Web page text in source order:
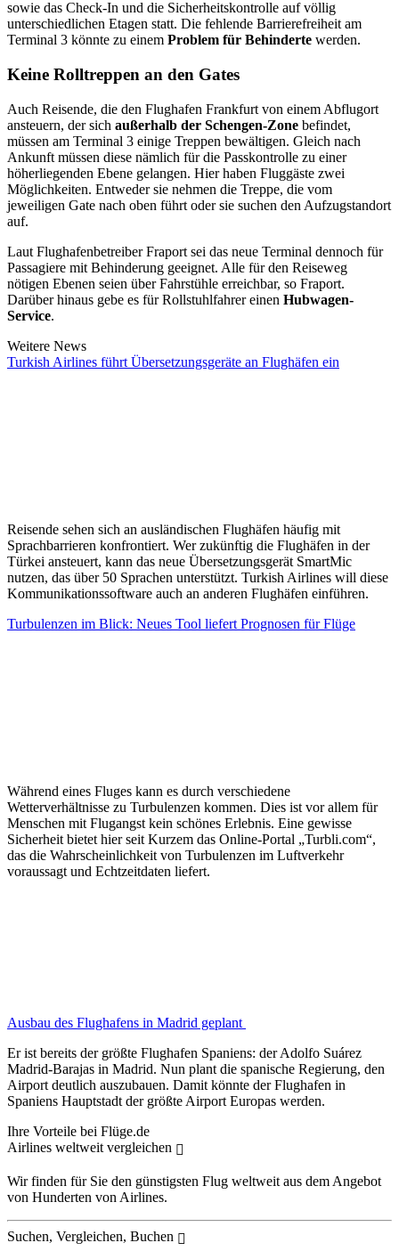
sowie das Check-In und die Sicherheitskontrolle auf völlig
unterschiedlichen Etagen statt. Die fehlende Barrierefreiheit am
Terminal 3 könnte zu einem Problem für Behinderte werden.
Keine Rolltreppen an den Gates
Auch Reisende, die den Flughafen Frankfurt von einem Abflugort
ansteuern, der sich außerhalb der Schengen-Zone befindet,
müssen am Terminal 3 einige Treppen bewältigen. Gleich nach
Ankunft müssen diese nämlich für die Passkontrolle zu einer
höherliegenden Ebene gelangen. Hier haben Fluggäste zwei
Möglichkeiten. Entweder sie nehmen die Treppe, die vom
jeweiligen Gate nach oben führt oder sie suchen den Aufzugstandort
auf.
Laut Flughafenbetreiber Fraport sei das neue Terminal dennoch für
Passagiere mit Behinderung geeignet. Alle für den Reiseweg
nötigen Ebenen seien über Fahrstühle erreichbar, so Fraport.
Darüber hinaus gebe es für Rollstuhlfahrer einen Hubwagen-
Service.
Weitere News
Turkish Airlines führt Übersetzungsgeräte an Flughäfen ein
Reisende sehen sich an ausländischen Flughäfen häufig mit
Sprachbarrieren konfrontiert. Wer zukünftig die Flughäfen in der
Türkei ansteuert, kann das neue Übersetzungsgerät SmartMic
nutzen, das über 50 Sprachen unterstützt. Turkish Airlines will diese
Kommunikationssoftware auch an anderen Flughäfen einführen.
Turbulenzen im Blick: Neues Tool liefert Prognosen für Flüge
Während eines Fluges kann es durch verschiedene
Wetterverhältnisse zu Turbulenzen kommen. Dies ist vor allem für
Menschen mit Flugangst kein schönes Erlebnis. Eine gewisse
Sicherheit bietet hier seit Kurzem das Online-Portal „Turbli.com“,
das die Wahrscheinlichkeit von Turbulenzen im Luftverkehr
voraussagt und Echtzeitdaten liefert.
Ausbau des Flughafens in Madrid geplant
Er ist bereits der größte Flughafen Spaniens: der Adolfo Suárez
Madrid-Barajas in Madrid. Nun plant die spanische Regierung, den
Airport deutlich auszubauen. Damit könnte der Flughafen in
Spaniens Hauptstadt der größte Airport Europas werden.
Ihre Vorteile bei Flüge.de
Airlines weltweit vergleichen
Wir finden für Sie den günstigsten Flug weltweit aus dem Angebot
von Hunderten von Airlines.
Suchen, Vergleichen, Buchen